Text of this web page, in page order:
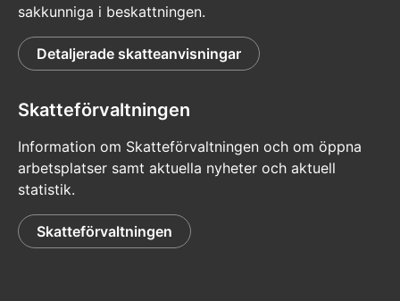
sakkunniga i beskattningen.
Detaljerade skatteanvisningar
Skatteförvaltningen
Information om Skatteförvaltningen och om öppna
arbetsplatser samt aktuella nyheter och aktuell
statistik.
Skatteförvaltningen